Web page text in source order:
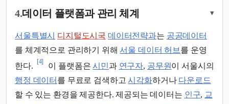
4.데이터 플랫폼과 관리 체계 ▾
서울특별시 디지털도시국 데이터전략과는 공공데이터
를 체계적으로 관리하기 위해서울 데이터 허브 를 운영
한다.
[4]
이 플랫폼은시민과 연구자, 공무원이 서울시의
행정 데이터 를 무료로 검색하고시각화하거나 다운로드
할 수 있는 환경을 제공한다. 제공되는 데이터는 인구, 교